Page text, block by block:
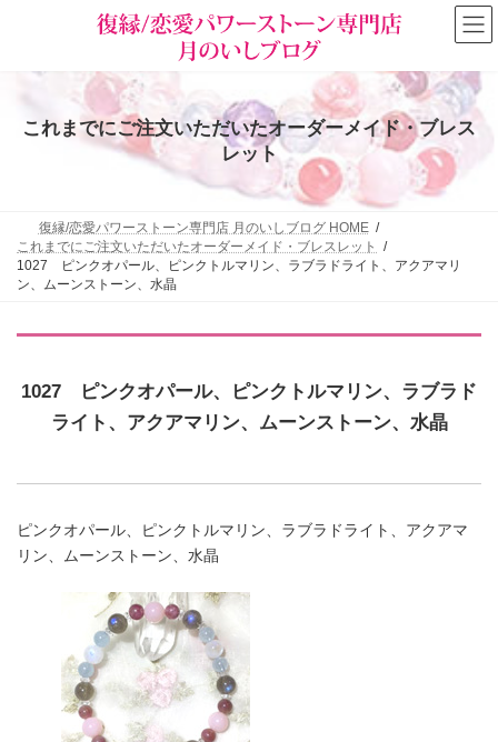
これまでにご注文いただいたオーダーメイド・ブレス
レット
復縁/恋愛パワーストーン専門店 月のいしブログ HOME
これまでにご注文いただいたオーダーメイド・ブレスレット
1027 ピンクオパール、ピンクトルマリン、ラブラドライト、アクアマリ
ン、ムーンストーン、水晶
1027 ピンクオパール、ピンクトルマリン、ラブラド
ライト、アクアマリン、ムーンストーン、水晶
ピンクオパール、ピンクトルマリン、ラブラドライト、アクアマ
リン、ムーンストーン、水晶